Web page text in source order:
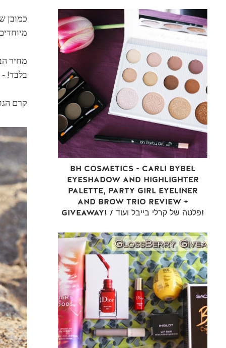
בלבד! -
קרם
BH COSMETICS - CARLI BYBEL
EYESHADOW AND HIGHLIGHTER
PALETTE, PARTY GIRL EYELINER
AND BROW TRIO REVIEW +
GIVEAWAY! / פלטה של קרלי בייבל ועוד!